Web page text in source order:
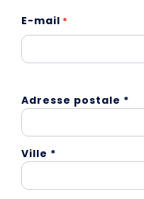
E-mail *
Adresse
*
Adresse postale *
Ville *